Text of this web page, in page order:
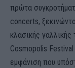
πρώτα
concerts,
κλασικής
Cosmopolis
εμφάνιση που